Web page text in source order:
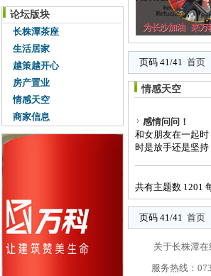
论坛版块
长株潭茶座
生活居家
越策越开心
房产置业
情感天空
商家信息
页码 41/41 首页
情感天空
感情问问！
和女朋友在一起
时是放手还是坚持
共有主题数 1201
页码 41/41 首页
关于长株潭在
服务热线：